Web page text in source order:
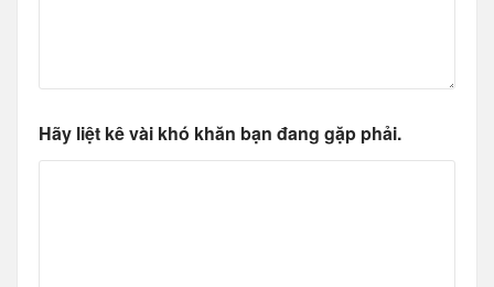
Hãy liệt kê vài khó khăn bạn đang gặp phải.